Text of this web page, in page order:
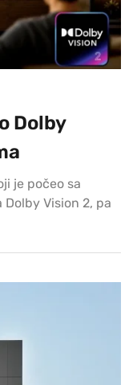
Dolby
je počeo sa
Vision 2, pa